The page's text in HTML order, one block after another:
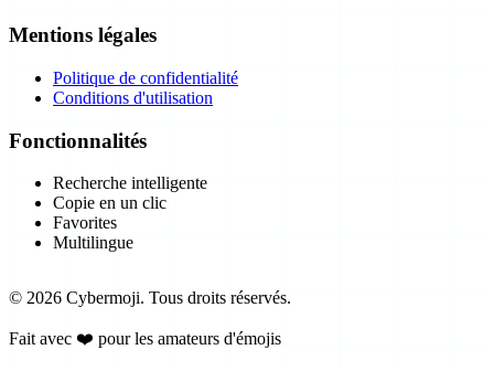
Mentions légales
Politique de confidentialité
Conditions d'utilisation
Fonctionnalités
Recherche intelligente
Copie en un clic
Favorites
Multilingue
© 2026 Cybermoji. Tous droits réservés.
Fait avec ❤️ pour les amateurs d'émojis